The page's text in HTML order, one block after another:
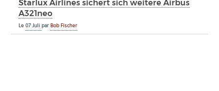
Starlux Airlines sichert sich weitere Airbus
A321neo
Le07 JuliparBob Fischer